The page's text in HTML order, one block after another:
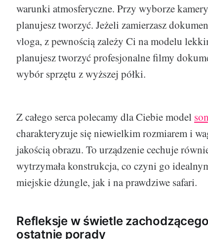
warunki atmosferyczne. Przy wyborze
planujesz tworzyć. Jeżeli zamierzasz
vloga, z pewnością zależy Ci na modelu
planujesz tworzyć profesjonalne filmy
wybór sprzętu z wyższej półki.
Z całego serca polecamy dla Ciebie model
charakteryzuje się niewielkim rozmiarem i
jakością obrazu. To urządzenie cechuje
wytrzymała konstrukcja, co czyni go
miejskie dżungle, jak i na prawdziwe safari.
Refleksje w świetle
ostatnie porady